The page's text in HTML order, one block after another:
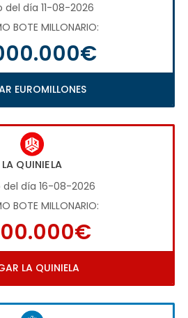
del día 11-08-2026
BOTE MILLONARIO:
EUROMILLONES
LA QUINIELA
del día 16-08-2026
BOTE MILLONARIO:
LA QUINIELA